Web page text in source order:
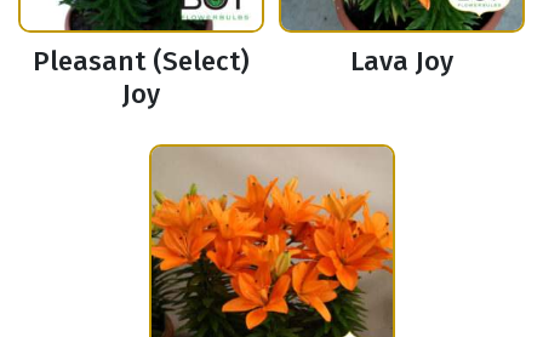
Pleasant (Select)
Joy
Lava Joy